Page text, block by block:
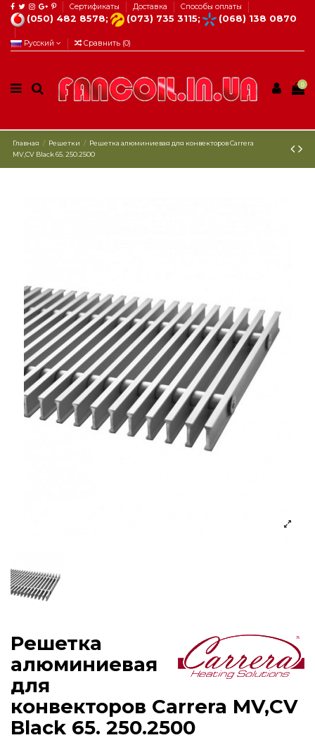
Сертификаты Доставка Способы оплаты
(050) 482 8578; (073) 735 3115; (068) 138 0870
Русский Сравнить (0)
0
Главная Решетки
Решетка алюминиевая для конвекторов Carrera
МV,СV Black 65. 250.2500
Решетка
алюминиевая
для
конвекторов Carrera МV,СV
Black 65. 250.2500